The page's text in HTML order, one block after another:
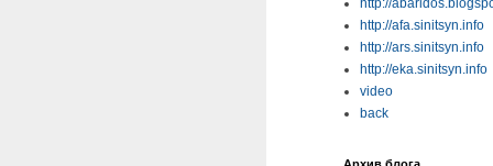
http://
http://afa.sinitsyn.info
http://ars.sinitsyn.info
http://eka.sinitsyn.info
video
back